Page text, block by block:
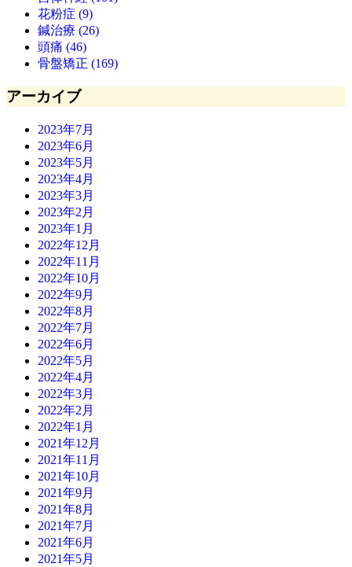
花粉症 (9)
鍼治療 (26)
頭痛 (46)
骨盤矯正 (169)
アーカイブ
2023年7月
2023年6月
2023年5月
2023年4月
2023年3月
2023年2月
2023年1月
2022年12月
2022年11月
2022年10月
2022年9月
2022年8月
2022年7月
2022年6月
2022年5月
2022年4月
2022年3月
2022年2月
2022年1月
2021年12月
2021年11月
2021年10月
2021年9月
2021年8月
2021年7月
2021年6月
2021年5月